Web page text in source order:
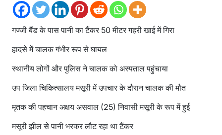
गज्जी बैंड के पास पानी का टैंकर 50 मीटर गहरी खाई में गिरा
हादसे में चालक गंभीर रूप से घायल
स्थानीय लोगों और पुलिस ने चालक को अस्पताल पहुंचाया
उप जिला चिकित्सालय मसूरी में उपचार के दौरान चालक की मौत
मृतक की पहचान अक्षय असवाल (25) निवासी मसूरी के रूप में हुई
मसूरी झील से पानी भरकर लौट रहा था टैंकर